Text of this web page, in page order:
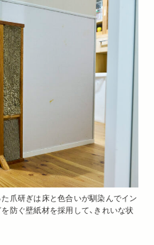
爪研ぎは床と色合いが馴染んでイン
防ぐ壁紙材を採用して、きれいな状